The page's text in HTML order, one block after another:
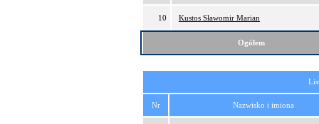
10 Kustos Sławomir Marian
Ogółem
Nr Nazwisko i imiona